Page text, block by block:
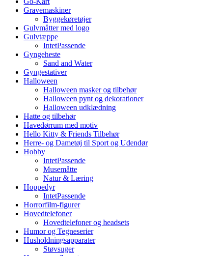
Gravemaskiner
Byggekøretøjer
Gulvmåtter med logo
Gulvtæppe
IntetPassende
Gyngeheste
Sand and Water
Gyngestativer
Halloween
Halloween masker og tilbehør
Halloween pynt og dekorationer
Halloween udklædning
Hatte og tilbehør
Havedørrum med motiv
Hello Kitty & Friends Tilbehør
Herre- og Dametøj til Sport og Udendør
Hobby
IntetPassende
Musemåtte
Natur & Læring
Hoppedyr
IntetPassende
Horrorfilm-figurer
Hovedtelefoner
Hovedtelefoner og headsets
Humor og Tegneserier
Husholdningsapparater
Støvsuger